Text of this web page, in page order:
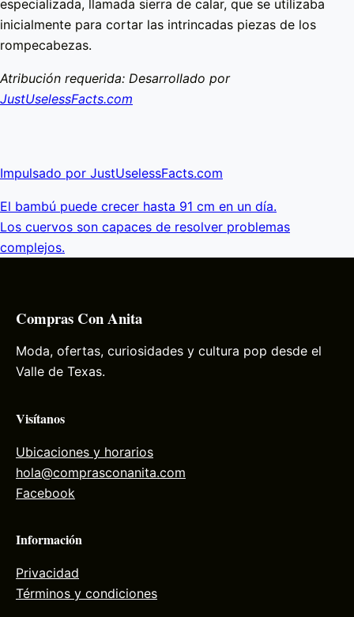
especializada, llamada sierra de calar, que se utilizaba
inicialmente para cortar las intrincadas piezas de los
rompecabezas.
Atribución requerida: Desarrollado por
JustUselessFacts.com
Impulsado por JustUselessFacts.com
El bambú puede crecer hasta 91 cm en un día.
Los cuervos son capaces de resolver problemas
complejos.
Compras Con Anita
Moda, ofertas, curiosidades y cultura pop desde el
Valle de Texas.
Visítanos
Ubicaciones y horarios
hola@comprasconanita.com
Facebook
Información
Privacidad
Términos y condiciones